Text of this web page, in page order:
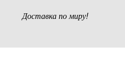
Доставка по миру!